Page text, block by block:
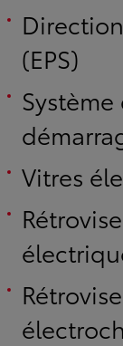
(EPS)
Vitres